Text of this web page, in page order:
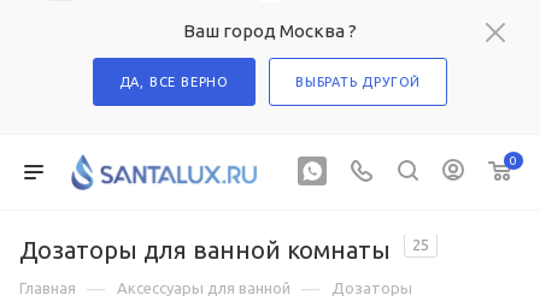
Ваш город Москва ?
ДА, ВСЕ ВЕРНО ВЫБРАТЬ ДРУГОЙ
0
Дозаторы для ванной комнаты 25
Главная — Аксессуары для ванной — Дозаторы